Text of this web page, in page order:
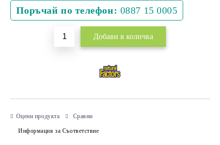
Поръчай по телефон: 0887 15 0005
Оцени продукта Сравни
Информация за Съответствие